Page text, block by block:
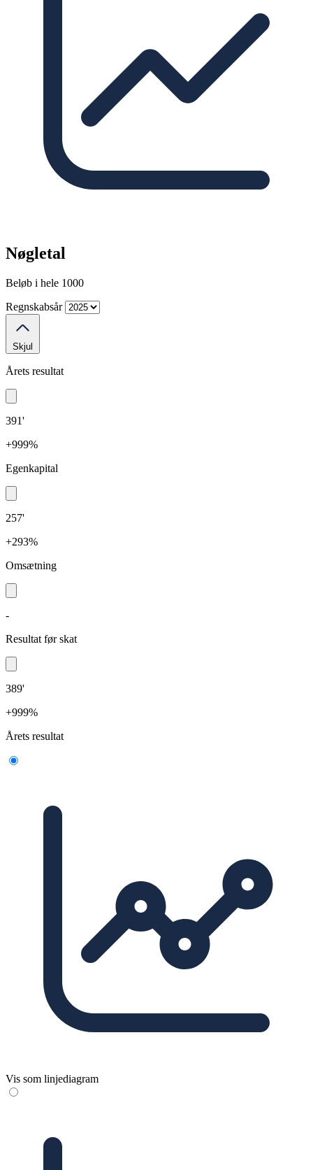
Nøgletal
Beløb i hele 1000
Regnskabsår
Skjul
Årets resultat
391'
+999%
Egenkapital
257'
+293%
Omsætning
-
Resultat før skat
389'
+999%
Årets resultat
Vis som linjediagram